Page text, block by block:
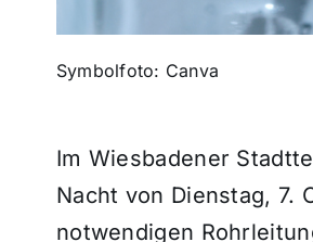
Symbolfoto: Canva
Im Wiesbadener
Nacht von Dienstag, 7.
notwendigen